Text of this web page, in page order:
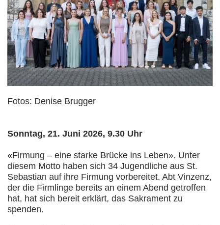
Fotos: Denise Brugger
Sonntag, 21. Juni 2026, 9.30 Uhr
«Firmung – eine starke Brücke ins Leben». Unter
diesem Motto haben sich 34 Jugendliche aus St.
Sebastian auf ihre Firmung vorbereitet. Abt Vinzenz,
der die Firmlinge bereits an einem Abend getroffen
hat, hat sich bereit erklärt, das Sakrament zu
spenden.